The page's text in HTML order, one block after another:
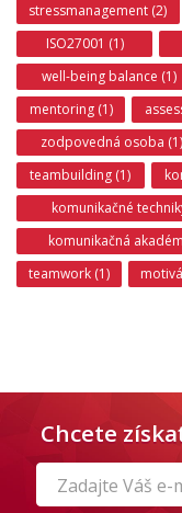
stressmanagement (2)
ISO27001 (1)
well-being balance (1)
mentoring (1)
zodpovedná osoba (1)
teambuilding (1)
komunikačné
komunikačná
teamwork (1)
Chcete